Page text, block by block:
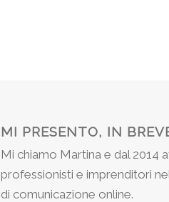
MI PRESENTO, IN
Mi chiamo Martina e dal 2014
professionisti e imprenditori
di comunicazione online.